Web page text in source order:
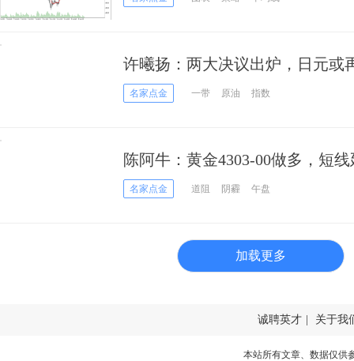
许曦扬：两大决议出炉，日元或
名家点金 一带 原油 指数
陈阿牛：黄金4303-00做多，短
名家点金 道阻 阴霾 午盘
加载更多
诚聘英才 关于我
本站所有文章、数据仅供